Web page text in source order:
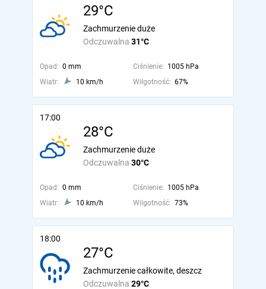
29°C
Odczuwalna 31°C
Zachmurzenie duże
Opad: 0 mm Ciśnienie: 1005 hPa
Wiatr:
10 km/h Wilgotność: 67%
17:00
28°C
Odczuwalna 30°C
Zachmurzenie duże
Opad: 0 mm Ciśnienie: 1005 hPa
Wiatr:
10 km/h Wilgotność: 73%
18:00
27°C
Odczuwalna 29°C
Zachmurzenie całkowite, deszcz